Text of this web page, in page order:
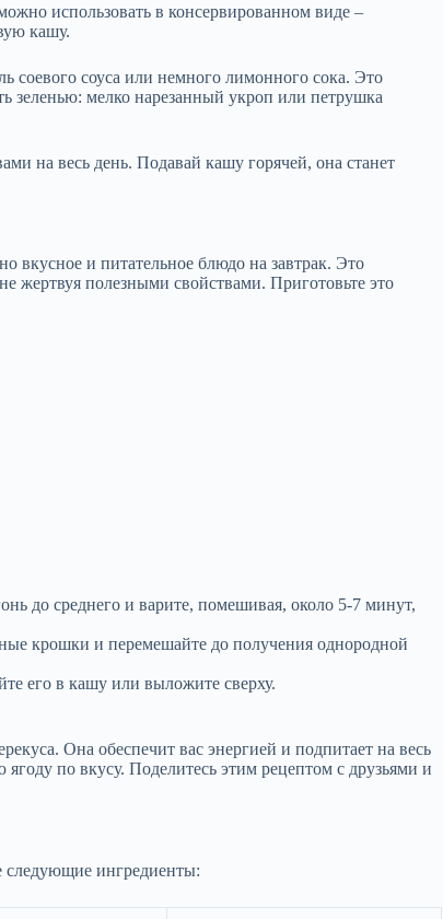
использовать в консервированном виде –
кашу.
соевого соуса или немного лимонного сока. Это
зеленью: мелко нарезанный укроп или петрушка
на весь день. Подавай кашу горячей, она станет
вкусное и питательное блюдо на завтрак. Это
жертвуя полезными свойствами. Приготовьте это
до среднего и варите, помешивая, около 5-7 минут,
крошки и перемешайте до получения однородной
его в кашу или выложите сверху.
Она обеспечит вас энергией и подпитает на весь
по вкусу. Поделитесь этим рецептом с друзьями и
следующие ингредиенты: